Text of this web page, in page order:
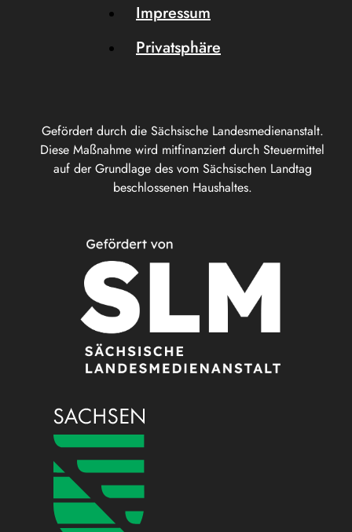
Gefördert durch die Sächsische Landesmedienanstalt.
Diese Maßnahme wird mitfinanziert durch Steuermittel
auf der Grundlage des vom Sächsischen Landtag
beschlossenen Haushaltes.
Impressum
Privatsphäre